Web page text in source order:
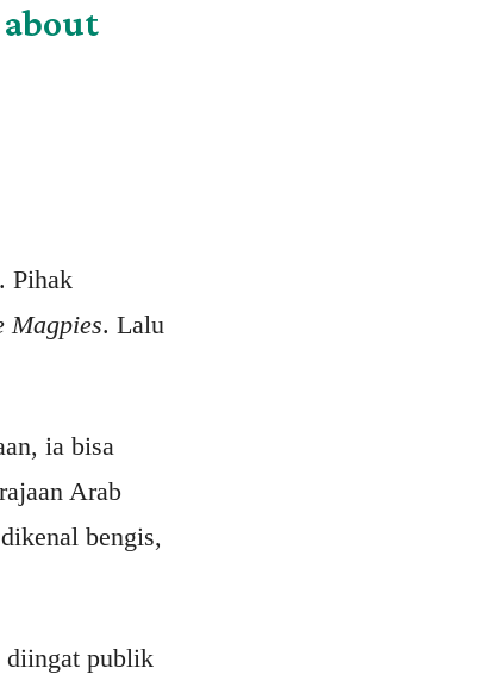
Pihak
Magpies. Lalu
ia bisa
Arab
bengis,
diingat publik